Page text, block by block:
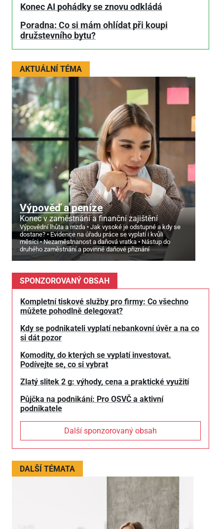
Konec AI pohádky se znovu odkládá
Poradna: Co si mám ohlídat při koupi
družstevního bytu?
AKTUÁLNÍ TÉMA
Výpověď a peníze
Konec v zaměstnání a finanční zajištění
Výpovědní lhůta a mzda
Jak vysoké je odstupné a kdy se
dostane?
Evidence na úřadu práce se vyplatí i kvůli
měsíci
Nezaměstnanost a daňová vratka
Nástup do
druhého zaměstnání a povinné daňové přiznání
SPONZOROVANÝ OBSAH
Kompletní tiskové služby pro firmy: Co všechno
můžete pohodlně delegovat?
Kdy se podnikateli vyplatí nebankovní úvěr a na co
si dát pozor
Komodity, do kterých se vyplatí investovat.
Podívejte se, co si vybrat
Zlatý slitek 2 g: výhody, cena a praktické využití
Půjčka na podnikání: Pro OSVČ a aktivní
podnikatele
Další sponzorovaný obsah
DALŠÍ TÉMATA